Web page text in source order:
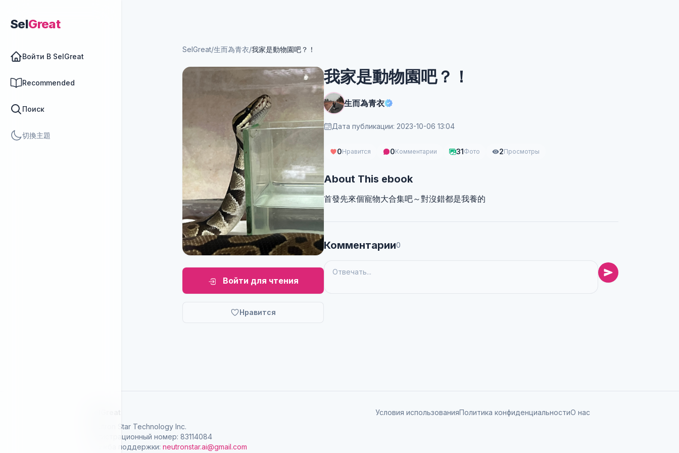
SelGreat
Войти В SelGreat
Recommended
Поиск
切換主題
SelGreat/生而為青衣/我家是動物園吧？！
Войти для чтения
Нравится
我家是動物園吧？！
生而為青衣
Дата публикации: 2023-10-06 13:04
0Нравится 0Комментарии 31Фото 2Просмотры
About This ebook
首發先來個寵物大合集吧～對沒錯都是我養的
Комментарии0
Neutron Star Technology Inc.
Регистрационный номер: 83114084
Служба поддержки: neutronstar.ai@gmail.com
Условия использованияПолитика конфиденциальностиО нас